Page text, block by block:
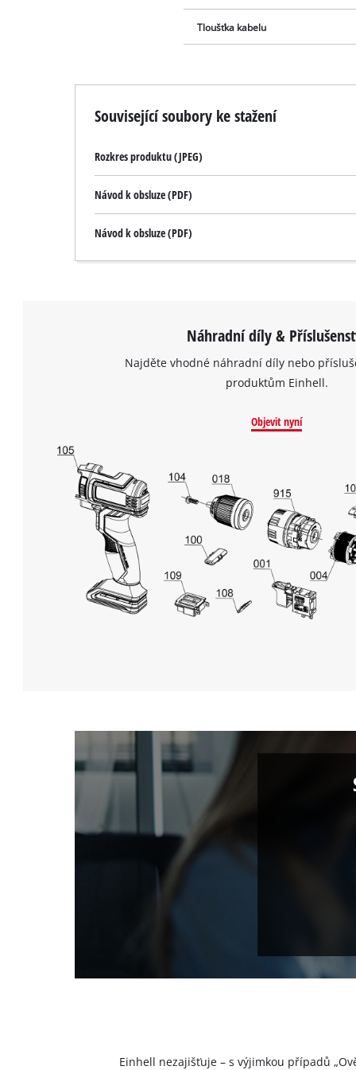
Tloušťka kabelu
Související soubory ke stažení
Rozkres produktu (JPEG)
Návod k obsluze (PDF)
Návod k obsluze (PDF)
Náhradní díly &
Najděte vhodné náhradní díly nebo
produktům Einhell.
Objevit nyní
Einhell nezajišťuje – s výjimkou případů